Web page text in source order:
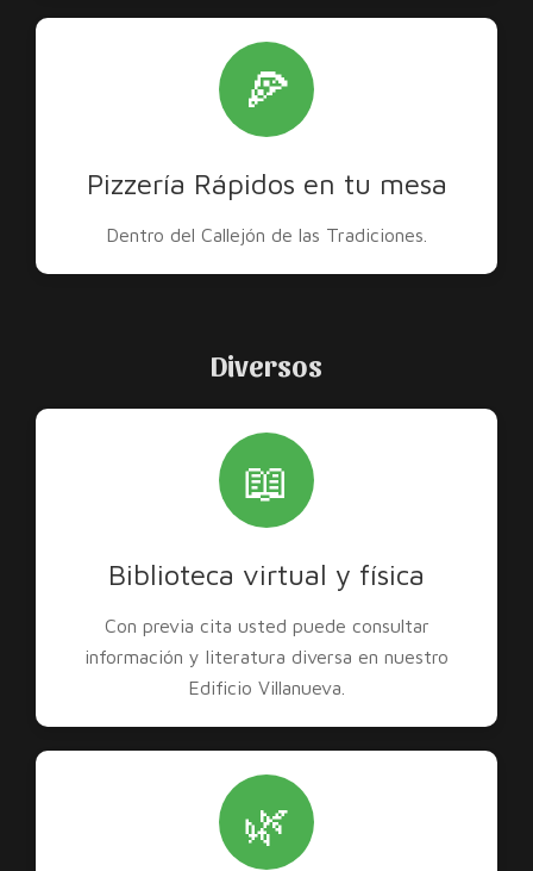
🍕
Pizzería Rápidos en tu mesa
Dentro del Callejón de las Tradiciones.
Diversos
📖
Biblioteca virtual y física
Con previa cita usted puede consultar
información y literatura diversa en nuestro
Edificio Villanueva.
🌿